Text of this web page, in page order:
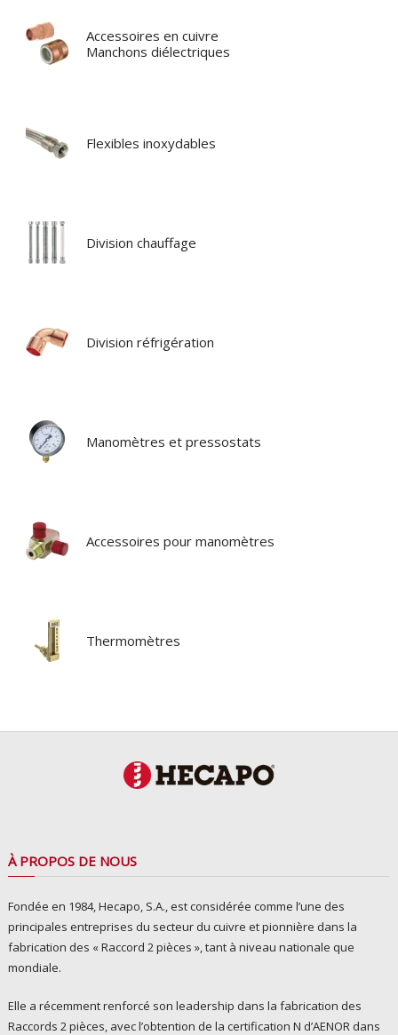
Accessoires en cuivre
Manchons diélectriques
Flexibles inoxydables
Division chauffage
Division réfrigération
Manomètres et pressostats
Accessoires pour manomètres
Thermomètres
À PROPOS DE NOUS
Fondée en 1984, Hecapo, S.A., est considérée comme l’une des
principales entreprises du secteur du cuivre et pionnière dans la
fabrication des « Raccord 2 pièces », tant à niveau nationale que
mondiale.
Elle a récemment renforcé son leadership dans la fabrication des
Raccords 2 pièces, avec l’obtention de la certification N d’AENOR dans